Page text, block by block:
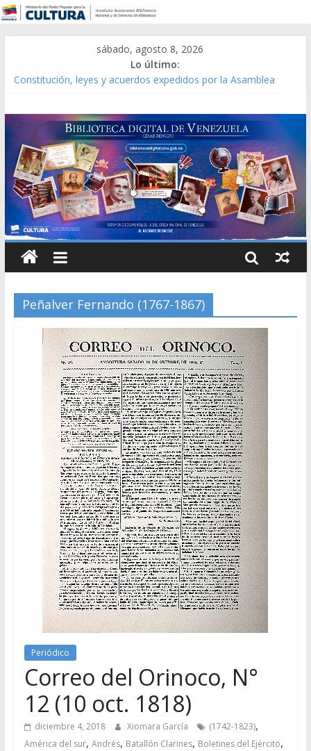
sábado, agosto 8, 2026
Lo último:
Constitución, leyes y acuerdos expedidos por la Asamblea
Modesta Bor Sánchez [material gráfico]
Gaceta Oficial de la República de Venezuela año CXXXIII Mes V,
Caracas 09 de marzo de 2006 N° 38.394
Catálogo temático de obras de Modesta Bor
Peñalver Fernando (1767-1867)
Periódico
Correo del Orinoco, N°
12 (10 oct. 1818)
diciembre 4, 2018 Xiomara García (1742-1823),
América del sur, Andrés, Batallón Clarines, Boletines del Ejército,